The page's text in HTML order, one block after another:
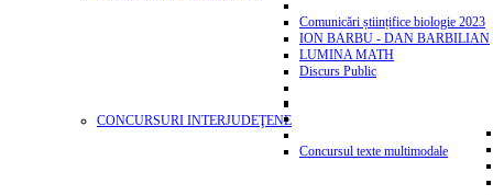
Comunicări științifice biologie 2023
ION BARBU - DAN BARBILIAN
LUMINA MATH
Discurs Public
CONCURSURI INTERJUDEŢENE
Concursul texte multimodale